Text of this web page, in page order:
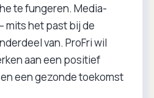
te fungeren. Media-
mits het past bij de
van. ProFri wil
aan een positief
een gezonde toekomst